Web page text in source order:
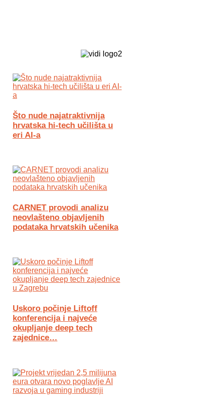
Što nude najatraktivnija
hrvatska hi-tech učilišta u
eri AI-a
CARNET provodi analizu
neovlašteno objavljenih
podataka hrvatskih učenika
Uskoro počinje Liftoff
konferencija i najveće
okupljanje deep tech
zajednice…